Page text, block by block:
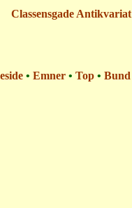
Classensgade Antikvariat
• Emner • Top • Bund